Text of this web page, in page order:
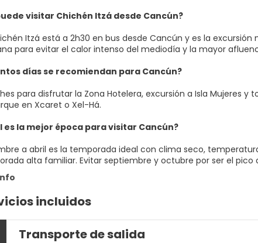
visitar Chichén Itzá desde Cancún?
Itzá está a 2h30 en bus desde Cancún y es la
para evitar el calor intenso del mediodía y la mayor
días se recomiendan para Cancún?
para disfrutar la Zona Hotelera, excursión a Isla Mujeres
en Xcaret o Xel-Há.
es la mejor época para visitar Cancún?
a abril es la temporada ideal con clima seco,
alta familiar. Evitar septiembre y octubre por ser el
incluidos
Transporte de salida